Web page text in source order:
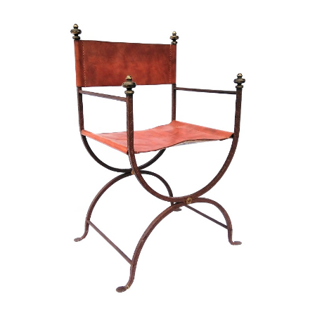
AGGIUNGI AL CARRELLO